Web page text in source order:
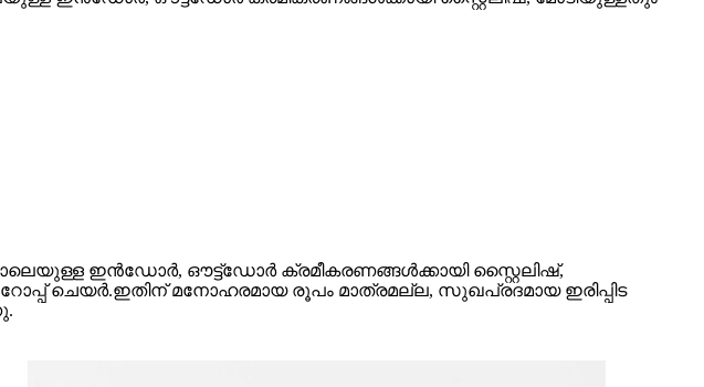
ഇൻഡോർ, ഔട്ട്ഡോർ ക്രമീകരണങ്ങൾക്കായി സ്റ്റൈലിഷ്,
ചെയർ.ഇതിന് മനോഹരമായ രൂപം മാത്രമല്ല, സുഖപ്രദമായ ഇരിപ്പിട